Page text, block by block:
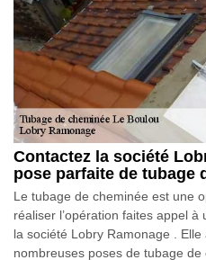
Contactez la société
pose parfaite de tubage
Le tubage de cheminée est une
réaliser l’opération faites appel
la société Lobry Ramonage . Elle
nombreuses poses de tubage